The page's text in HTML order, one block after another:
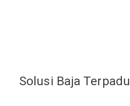
Solusi Baja Terpadu